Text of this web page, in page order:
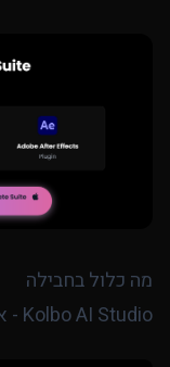
מה כלול בחבילה
Kolbo AI Studio - אפליקציית דסקטופ